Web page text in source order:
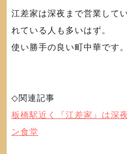
江差家は深夜まで営業して
れている人も多いはず。
使い勝手の良い町中華です。
◇関連記事
板橋駅近く『江差家』は深
ン食堂